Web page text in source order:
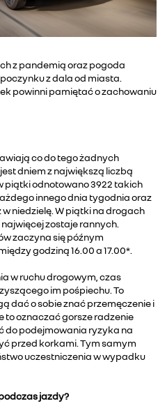
z pandemią oraz pogoda
z dala od miasta.
powinni pamiętać o zachowaniu
co do tego żadnych
dniem z największą liczbą
piątki odnotowano 3922 takich
innego dnia tygodnia oraz
niedzielę. W piątki na drogach
zostaje rannych.
zaczyna się późnym
godziną 16.00 a 17.00*.
w ruchu drogowym, czas
im pośpiechu. To
dać o sobie znać przemęczenie i
to oznaczać gorsze radzenie
do podejmowania ryzyka na
przed korkami. Tym samym
uczestniczenia w wypadku
jazdy?